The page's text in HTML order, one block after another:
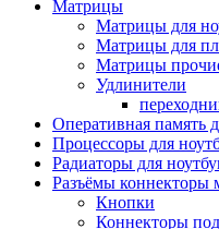
Матрицы
Матрицы для
Матрицы для
Матрицы
Удлинители
Оперативная память
Процессоры для
Радиаторы для
Разъёмы коннекторы
Кнопки
Коннекторы